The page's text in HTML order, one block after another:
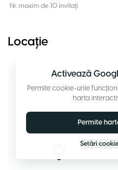
Nr. maxim de 10 invitați
Locație
Activează
Permite cookie-urile
harta
Permite
Setări cookie